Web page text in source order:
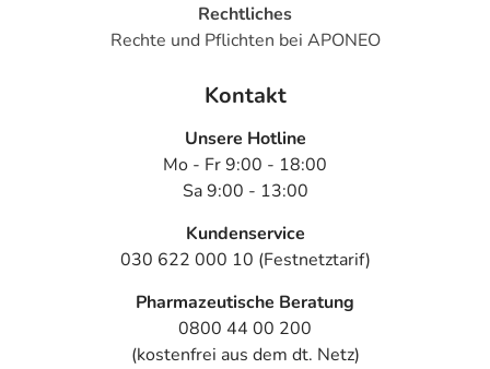
Rechtliches
Rechte und Pflichten bei APONEO
Kontakt
Unsere Hotline
Mo - Fr 9:00 - 18:00
Sa 9:00 - 13:00
Kundenservice
030 622 000 10 (Festnetztarif)
Pharmazeutische Beratung
0800 44 00 200
(kostenfrei aus dem dt. Netz)